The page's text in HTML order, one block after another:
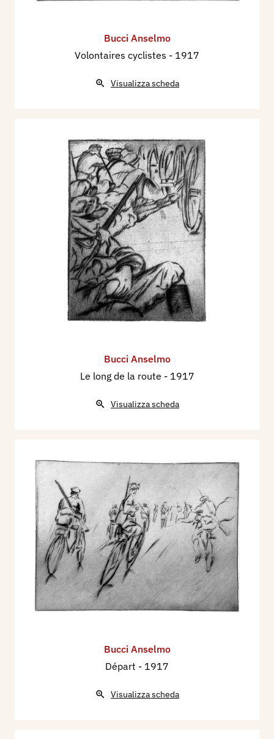
Bucci Anselmo
Volontaires cyclistes - 1917
Visualizza scheda
Bucci Anselmo
Le long de la route - 1917
Visualizza scheda
Bucci Anselmo
Départ - 1917
Visualizza scheda